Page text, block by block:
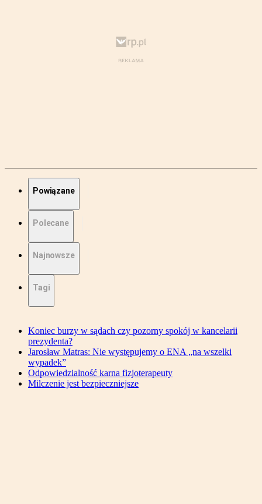
Powiązane
Polecane
Najnowsze
Tagi
Koniec burzy w sądach czy pozorny spokój w kancelarii
prezydenta?
Jarosław Matras: Nie występujemy o ENA „na wszelki
wypadek”
Odpowiedzialność karna fizjoterapeuty
Milczenie jest bezpieczniejsze